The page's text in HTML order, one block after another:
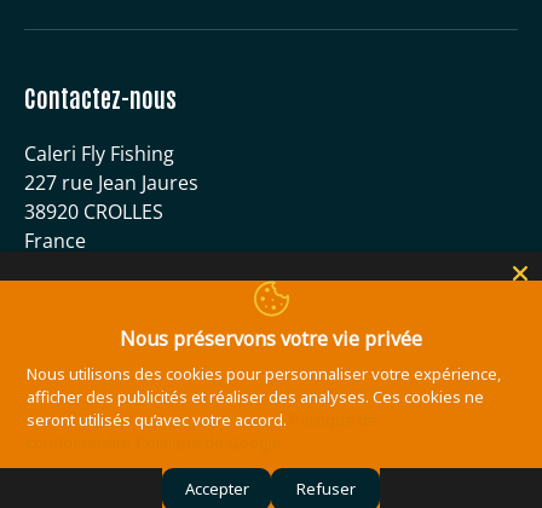
Contactez-nous
Caleri Fly Fishing
227 rue Jean Jaures
38920 CROLLES
France
contact@caleri-flyfishing.com
Moyens de paiement acceptés
Caleri Fly Fishing.Site réalisé par l'agence de communication
Nous préservons votre vie privée
Nous utilisons des cookies pour personnaliser votre expérience,
afficher des publicités et réaliser des analyses. Ces cookies ne
seront utilisés qu’avec votre accord.
Accepter Refuser